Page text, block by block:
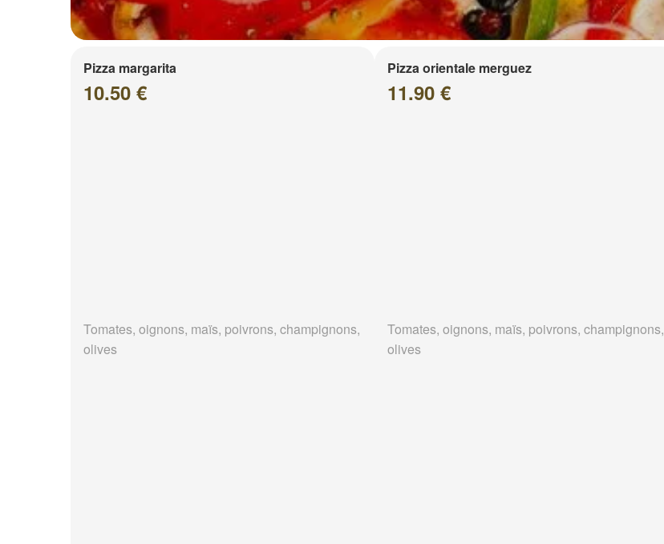
Pizza margarita
10.50 €
Tomates, oignons, maïs, poivrons, champignons,
olives
Pizza orientale merguez
11.90 €
Tomates, oignons, maïs, poivrons, champignons,
olives